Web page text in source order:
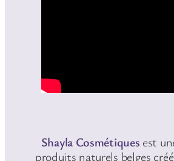
Shayla Cosmétiques est
produits naturels belges